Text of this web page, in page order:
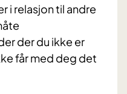
i relasjon til andre
der du ikke er
får med deg det